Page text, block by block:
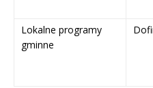
Lokalne programy
gminne